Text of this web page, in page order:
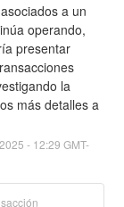
a un
operando,
presentar
la
más detalles a
2025 - 12:29 GMT-